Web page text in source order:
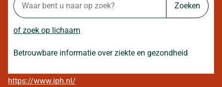
Zoeken
of zoek op lichaam
Betrouwbare informatie over ziekte en gezondheid
https://www.iph.nl/